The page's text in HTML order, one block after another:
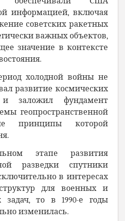
информацией, включая
советских ракетных
важных объектов,
значение в контексте
холодной войны не
развитие космических
заложил фундамент
геопространственной
принципы которой
этапе развития
разведки спутники
в интересах
структур для военных и
задач, то в 1990-е годы
изменилась.